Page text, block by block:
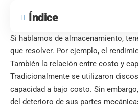
Índice
Si hablamos de almacenamiento,
que resolver. Por ejemplo, el
También la relación entre costo y
Tradicionalmente se utilizaron
capacidad a bajo costo. Sin
del deterioro de sus partes